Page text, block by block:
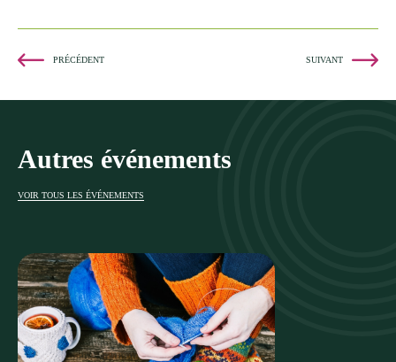
PRÉCÉDENT SUIVANT
Autres événements
VOIR TOUS LES ÉVÉNEMENTS